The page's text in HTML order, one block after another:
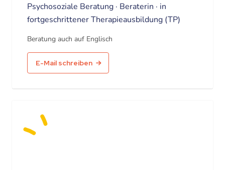
Psychosoziale Beratung · Beraterin · in
fortgeschrittener Therapieausbildung (TP)
Beratung auch auf Englisch
E-Mail schreiben